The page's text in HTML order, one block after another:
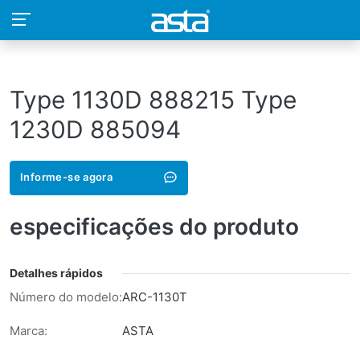
Type 1130D 888215 Type
1230D 885094
Informe-se agora
especificações do produto
Detalhes rápidos
Número do modelo:ARC-1130T
Marca: ASTA